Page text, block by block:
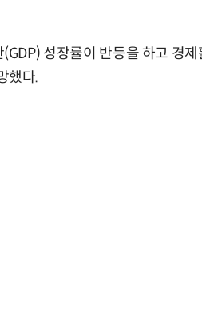
성장률이 반등을 하고 경
했다.